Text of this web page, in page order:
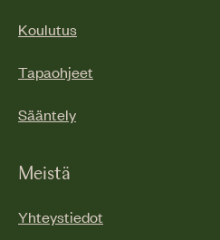
Koulutus
Tapaohjeet
Sääntely
Meistä
Yhteystiedot